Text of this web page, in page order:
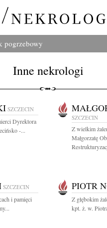
pogrzebowy
Inne nekrologi
SZCZECIN
Dyrektora
-...
SZCZECIN
Z wielkim
Małgorzatę
SZCZECIN
i pamięci
PIOTR
Z głębokim
kpt. ż. w.